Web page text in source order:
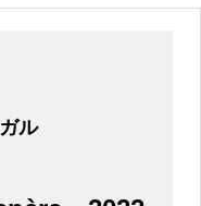
ル